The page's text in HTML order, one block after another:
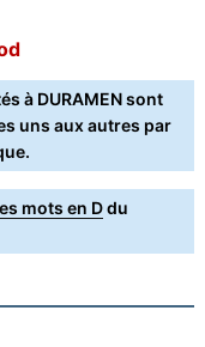
à DURAMEN sont
uns aux autres par
mots en Ddu